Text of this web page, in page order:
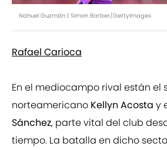
Nahuel Guzmán | Simon Barber/GettyImages
Rafael Carioca
En el mediocampo rival están el
norteamericano Kellyn Acosta y
Sánchez, parte vital del club
tiempo. La batalla en dicho